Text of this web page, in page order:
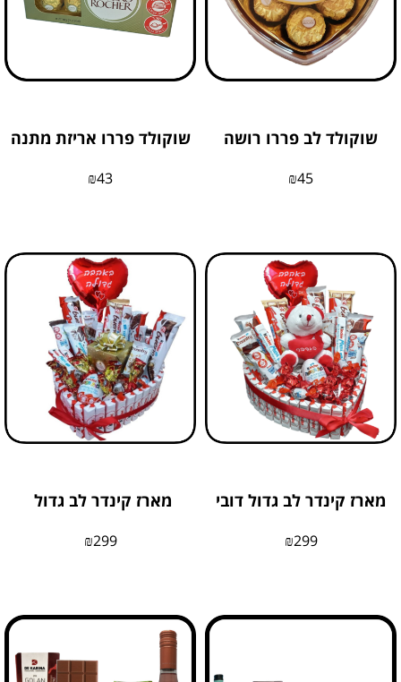
שוקולד לב פררו רושה
₪45
שוקולד פררו אריזת מתנה
₪43
מארז קינדר לב גדול דובי
₪299
מארז קינדר לב גדול
₪299